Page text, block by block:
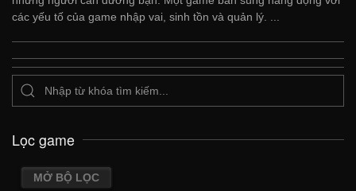
các yếu tố của game nhập vai, sinh tồn và quản lý. ...
Lọc game
MỞ BỘ LỌC